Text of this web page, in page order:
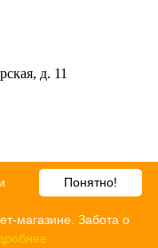
д. 11
автомобилей в
Понятно!
магазине. Забота о